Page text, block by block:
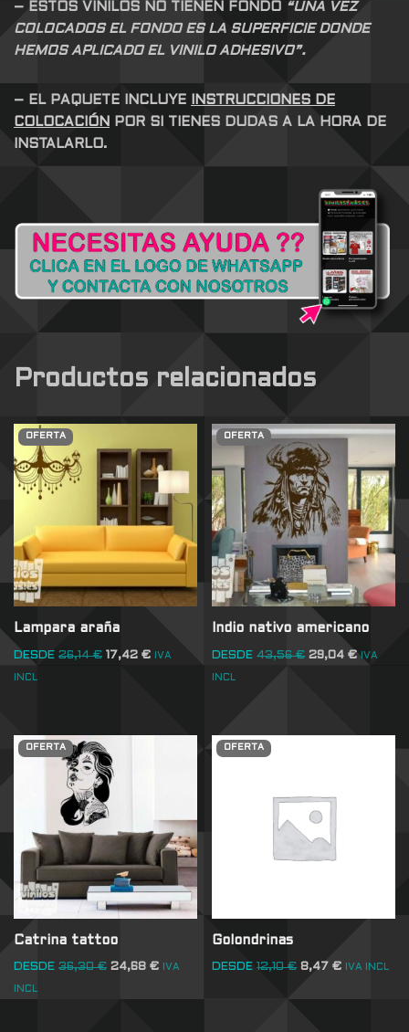
– ESTOS VINILOS NO TIENEN FONDO “UNA VEZ
COLOCADOS EL FONDO ES LA SUPERFICIE DONDE
HEMOS APLICADO EL VINILO ADHESIVO”.
– EL PAQUETE INCLUYE
INSTRUCCIONES DE
COLOCACIÓN
POR SI TIENES DUDAS A LA HORA DE
INSTALARLO.
Productos relacionados
OFERTA
Lampara araña
DESDE 26,14€ 17,42 € IVA
INCL
OFERTA
Indio nativo americano
DESDE 43,56€ 29,04€ IVA
INCL
OFERTA
Catrina tattoo
DESDE 36,30€ 24,68 € IVA
INCL
OFERTA
Golondrinas
DESDE 12,10€ 8,47€ IVA INCL